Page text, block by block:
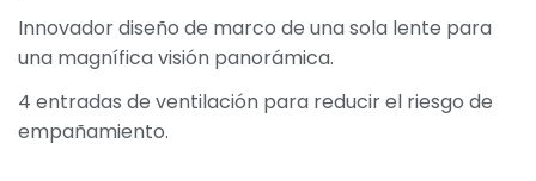
Innovador diseño de marco de una sola lente para
una magnífica visión panorámica.
4 entradas de ventilación para reducir el riesgo de
empañamiento.